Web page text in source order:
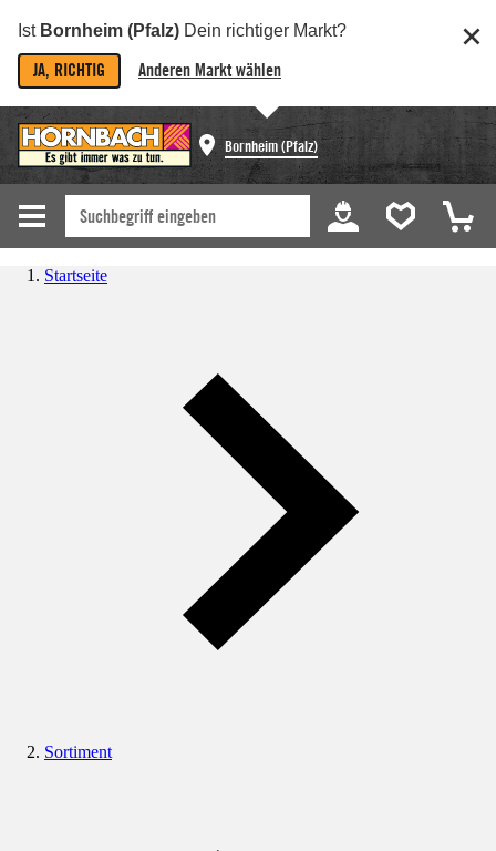
Ist Bornheim (Pfalz) Dein richtiger Markt?
JA, RICHTIG Anderen Markt wählen
Bornheim (Pfalz)
Startseite
Sortiment